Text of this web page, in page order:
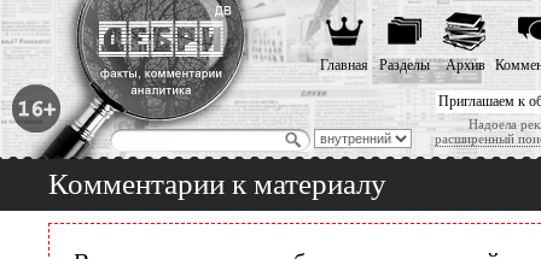
Приглашаем к
Надоела
расширенный
Главная Разделы Архив
Комментарии к материалу